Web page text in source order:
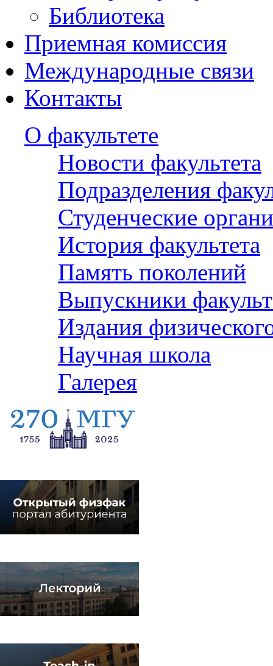
Библиотека
Приемная комиссия
Международные связи
Контакты
О факультете
Новости факультета
Подразделения
Студенческие
История факультета
Память поколений
Выпускники
Издания
Научная школа
Галерея